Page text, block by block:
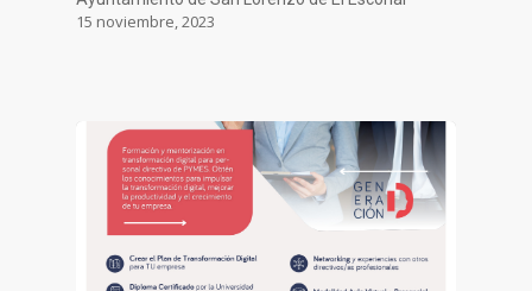
15 noviembre, 2023